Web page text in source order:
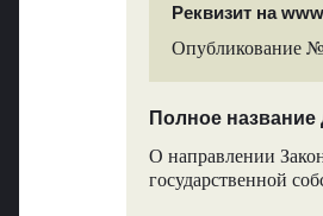
Реквизит на
Опубликование
Полное название
О направлении
государственной